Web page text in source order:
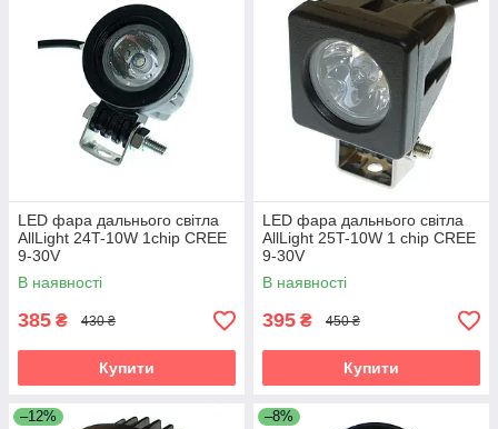
LED фара дальнього світла
AllLight 24T-10W 1chip CREE
9-30V
В наявності
385 ₴ 430 ₴
Купити
LED фара дальнього світла
AllLight 25T-10W 1 chip CREE
9-30V
В наявності
395 ₴ 450 ₴
Купити
–12% –8%